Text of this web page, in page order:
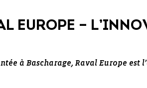
EUROPE –
à Bascharage, Raval Europe est